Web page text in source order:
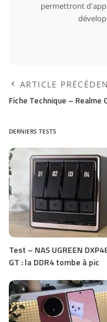
permettront
ARTICLE
Fiche Technique – Realme
DERNIERS TESTS
Test – NAS UGREEN
GT : la DDR4 tombe à pic